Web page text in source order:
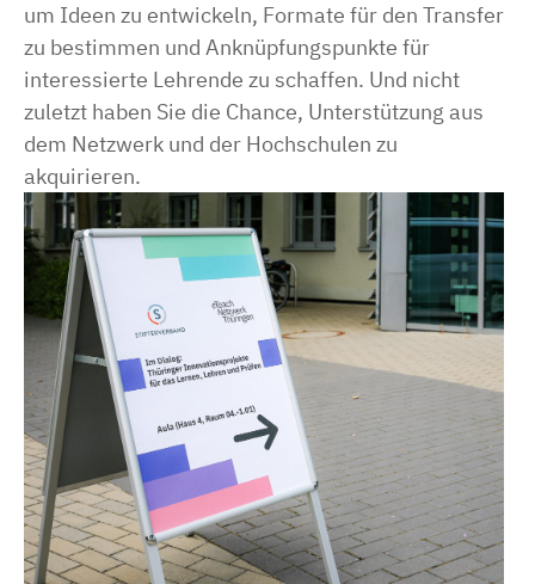
um Ideen zu entwickeln, Formate für den Transfer
zu bestimmen und Anknüpfungspunkte für
interessierte Lehrende zu schaffen. Und nicht
zuletzt haben Sie die Chance, Unterstützung aus
dem Netzwerk und der Hochschulen zu
akquirieren.